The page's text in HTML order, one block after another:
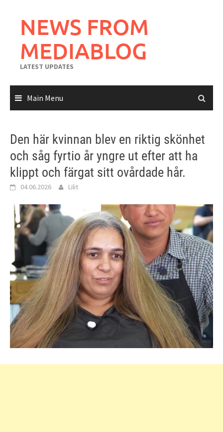
contentNEWS FROM
MEDIABLOG
LATEST UPDATES
Main Menu
Den här kvinnan blev en riktig skönhet
och såg fyrtio år yngre ut efter att ha
klippt och färgat sitt ovårdade hår.
04.06.2026 Lilit